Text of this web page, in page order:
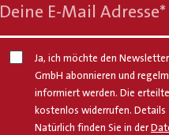
Deine E-Mail Adresse*
Ja, ich möchte den
GmbH abonnieren und
informiert werden. Die
kostenlos widerrufen. Details
Natürlich finden Sie in der